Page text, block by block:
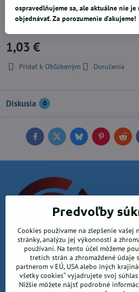
vyššiu hustotu a tenší obal, takže
komponenty a zvyšujú tak výstupný výkon,
1,03 €
Pridať k Obľúbeným Doručenia
Diskusia 0
FacebookTwitterBlueskyPinterest
Krea office, s.r.o.
Kancelárske potreby
Predvoľby
Cookies používame na zlepšenie vašej
stránky, analýzu jej výkonnosti a
používaní. Na tento účel môžeme
tretích strán a zhromaždené údaje
partnerom v EÚ, USA alebo iných
všetky cookies“ vyjadrujete svoj
Nižšie môžete nájsť podrobné
ospravedlňujeme sa, ale aktuálne nie je
objednávať. Za porozumenie ďakujeme!